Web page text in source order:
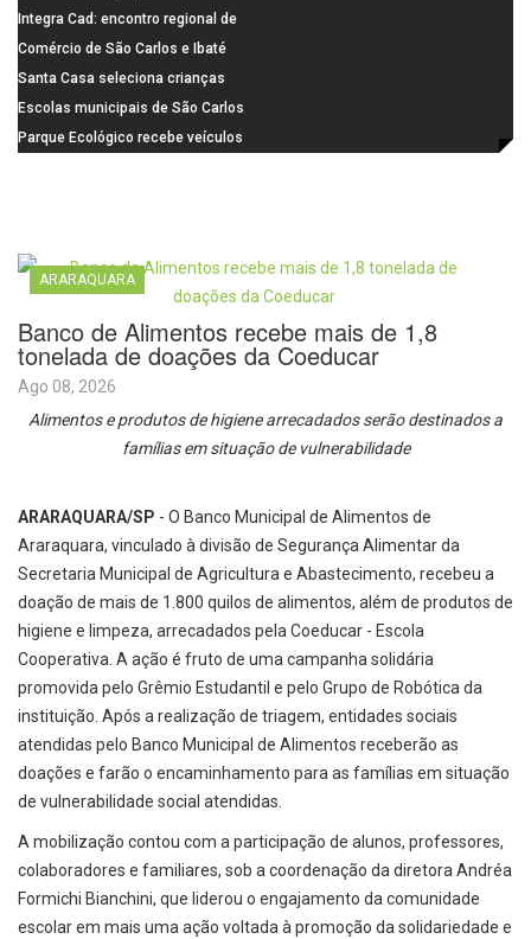
2000 em pagode no Volume 2 de
"Turma Futebol Clube"
por tentativa de furto em CEMEI
após cerco em São Carlos
Integra Cad: encontro regional de
segurança púbica será realizado
dia 10 de agosto em São Carlos
Comércio de São Carlos e Ibaté
terá horário especial para o dia
dos Pais
Santa Casa seleciona crianças
para pesquisa sobre dor de
crescimento
Escolas municipais de São Carlos
superam média Nacional do IDEB
Parque Ecológico recebe veículos
ARARAQUARA
Banco de Alimentos recebe mais de 1,8
tonelada de doações da Coeducar
Ago 08, 2026
Alimentos e produtos de higiene arrecadados serão destinados a
famílias em situação de vulnerabilidade
ARARAQUARA/SP - O Banco Municipal de Alimentos de
Araraquara, vinculado à divisão de Segurança Alimentar da
Secretaria Municipal de Agricultura e Abastecimento, recebeu a
doação de mais de 1.800 quilos de alimentos, além de produtos de
higiene e limpeza, arrecadados pela Coeducar - Escola
Cooperativa. A ação é fruto de uma campanha solidária
promovida pelo Grêmio Estudantil e pelo Grupo de Robótica da
instituição. Após a realização de triagem, entidades sociais
atendidas pelo Banco Municipal de Alimentos receberão as
doações e farão o encaminhamento para as famílias em situação
de vulnerabilidade social atendidas.
A mobilização contou com a participação de alunos, professores,
colaboradores e familiares, sob a coordenação da diretora Andréa
Formichi Bianchini, que liderou o engajamento da comunidade
escolar em mais uma ação voltada à promoção da solidariedade e